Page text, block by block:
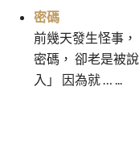
密碼
前幾天發生怪事
密碼， 卻老是被
入」 因為就 … ...